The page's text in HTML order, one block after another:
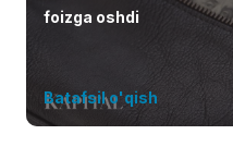
foizga oshdi
Batafsil o'qish